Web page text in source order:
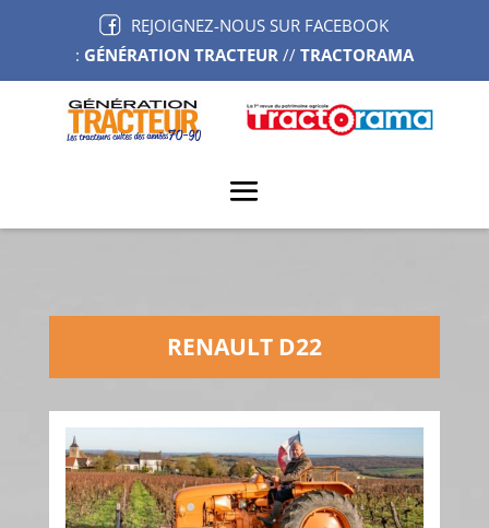
REJOIGNEZ-NOUS SUR FACEBOOK
: GÉNÉRATION TRACTEUR// TRACTORAMA
RENAULT D22